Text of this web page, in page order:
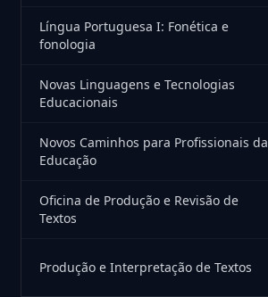
Língua Portuguesa I: Fonética e
fonologia
Novas Linguagens e Tecnologias
Educacionais
Novos Caminhos para Profissionais da
Educação
Oficina de Produção e Revisão de
Textos
Produção e Interpretação de Textos